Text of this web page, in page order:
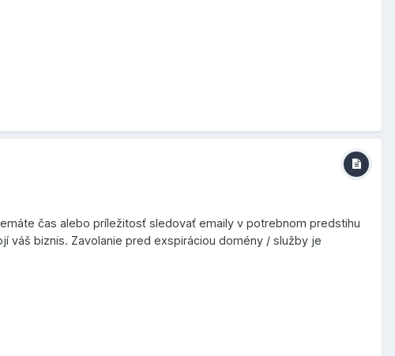
čas alebo príležitosť sledovať emaily v potrebnom predstihu
váš biznis. Zavolanie pred exspiráciou domény / služby je